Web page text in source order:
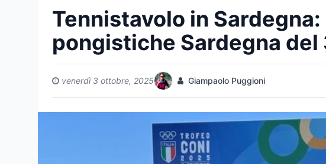
Tennistavolo in
pongistiche Sardegna
venerdì 3 ottobre, 2025 Giampaolo Puggioni